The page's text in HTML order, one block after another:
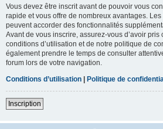
Vous devez être inscrit avant de pouvoir vous
rapide et vous offre de nombreux avantages.
peuvent accorder des fonctionnalités
Avant de vous inscrire, assurez-vous d’avoir
conditions d’utilisation et de notre politique de
également prendre le temps de consulter
forum lors de votre navigation.
Conditions d’utilisation | Politique de
Inscription